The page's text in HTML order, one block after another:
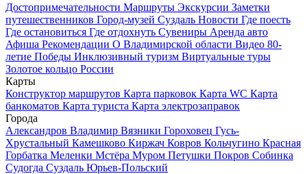
Достопримечательности Маршруты Экскурсии Заметки
путешественников Город-музей Суздаль Новости Где поесть
Где остановиться Где отдохнуть Сувениры Аренда авто
Афиша Рекомендации О Владимирской области Видео 80-
летие Победы Инклюзивный туризм Виртуальные туры
Золотое кольцо России
Карты
Конструктор маршрутов Карта парковок Карта WC Карта
банкоматов Карта туриста Карта электрозаправок
Города
Александров Владимир Вязники Гороховец Гусь-
Хрустальный Камешково Киржач Ковров Кольчугино Красная
Горбатка Меленки Мстёра Муром Петушки Покров Собинка
Судогда Суздаль Юрьев-Польский